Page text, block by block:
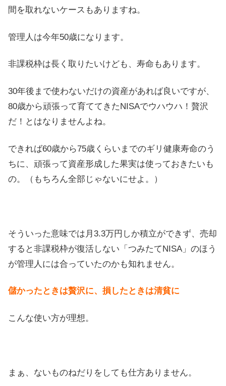
間を取れないケースもありますね。
管理人は今年50歳になります。
非課税枠は長く取りたいけども、寿命もあります。
30年後まで使わないだけの資産があれば良いですが、
80歳から頑張って育ててきたNISAでウハウハ！贅沢
だ！とはなりませんよね。
できれば60歳から75歳くらいまでのギリ健康寿命のう
ちに、頑張って資産形成した果実は使っておきたいも
の。（もちろん全部じゃないにせよ。）
そういった意味では月3.3万円しか積立ができず、売却
すると非課税枠が復活しない「つみたてNISA」のほう
が管理人には合っていたのかも知れません。
儲かったときは贅沢に、損したときは清貧に
こんな使い方が理想。
まぁ、ないものねだりをしても仕方ありません。